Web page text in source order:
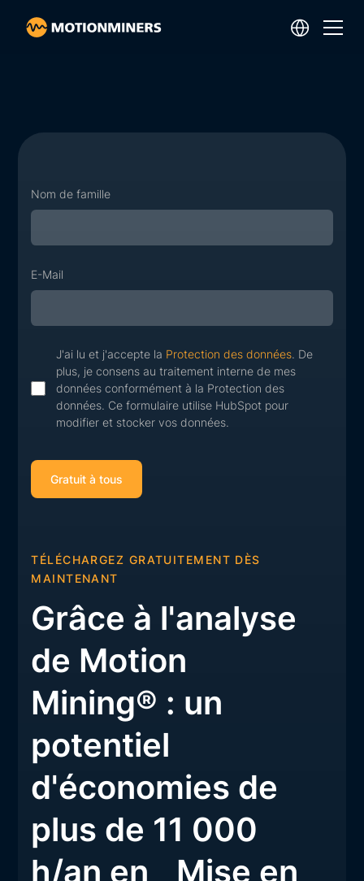
TÉLÉCHARGEZ GRATUITEMENT DÈS
MAINTENANT
Grâce à l'analyse
de Motion
Mining® : un
potentiel
d'économies de
plus de 11 000
h/an en Mise en
Nom de famille
E-Mail
J'ai lu et j'accepte la Protection des données. De
plus, je consens au traitement interne de mes
données conformément à la Protection des
données. Ce formulaire utilise HubSpot pour
modifier et stocker vos données.